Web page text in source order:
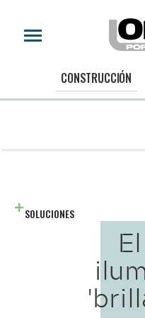
CONSTRUCCIÓN
SOLUCIONES